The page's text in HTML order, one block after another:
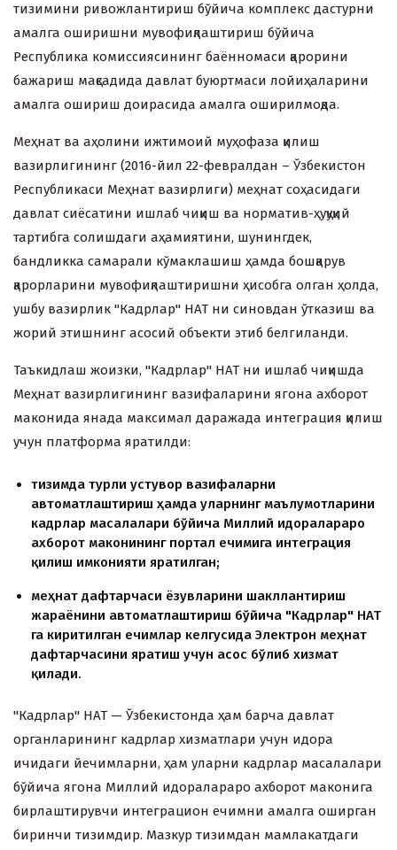
тизимини ривожлантириш бўйича комплекс дастурни
амалга оширишни мувофиқлаштириш бўйича
Республика комиссиясининг баённомаси қарорини
бажариш мақсадида давлат буюртмаси лойиҳаларини
амалга ошириш доирасида амалга оширилмоқда.
Меҳнат ва аҳолини ижтимоий муҳофаза қилиш
вазирлигининг (2016-йил 22-февралдан – Ўзбекистон
Республикаси Меҳнат вазирлиги) меҳнат соҳасидаги
давлат сиёсатини ишлаб чиқиш ва норматив-ҳуқуқий
тартибга солишдаги аҳамиятини, шунингдек,
бандликка самарали кўмаклашиш ҳамда бошқарув
қарорларини мувофиқлаштиришни ҳисобга олган ҳолда,
ушбу вазирлик "Кадрлар" НАТ ни синовдан ўтказиш ва
жорий этишнинг асосий объекти этиб белгиланди.
Таъкидлаш жоизки, "Кадрлар" НАТ ни ишлаб чиқишда
Меҳнат вазирлигининг вазифаларини ягона ахборот
маконида янада максимал даражада интеграция қилиш
учун платформа яратилди:
тизимда турли устувор вазифаларни
автоматлаштириш ҳамда уларнинг маълумотларини
кадрлар масалалари бўйича Миллий идоралараро
ахборот маконининг портал ечимига интеграция
қилиш имконияти яратилган;
меҳнат дафтарчаси ёзувларини шакллантириш
жараёнини автоматлаштириш бўйича "Кадрлар" НАТ
га киритилган ечимлар келгусида Электрон меҳнат
дафтарчасини яратиш учун асос бўлиб хизмат
қилади.
"Кадрлар" НАТ — Ўзбекистонда ҳам барча давлат
органларининг кадрлар хизматлари учун идора
ичидаги йечимларни, ҳам уларни кадрлар масалалари
бўйича ягона Миллий идоралараро ахборот маконига
бирлаштирувчи интеграцион ечимни амалга оширган
биринчи тизимдир. Мазкур тизимдан мамлакатдаги